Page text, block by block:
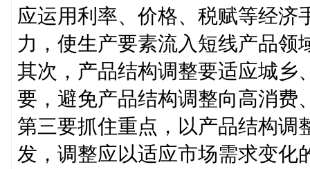
应运用利率、价格、税赋等经济
力，使生产要素流入短线产品领
其次，产品结构调整要适应城乡
要，避免产品结构调整向高消费
第三要抓住重点，以产品结构调
发，调整应以适应市场需求变化